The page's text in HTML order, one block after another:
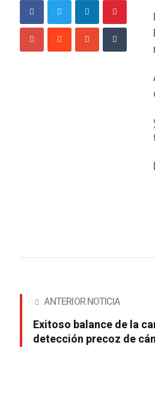
ANTERIOR NOTICIA
Exitoso balance de la
detección precoz de